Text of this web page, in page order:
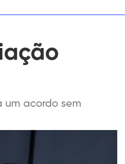
um acordo sem